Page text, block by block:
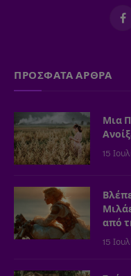
ΠΡΟΣΦΑΤΑ ΑΡΘΡΑ
Μια
15
από
15